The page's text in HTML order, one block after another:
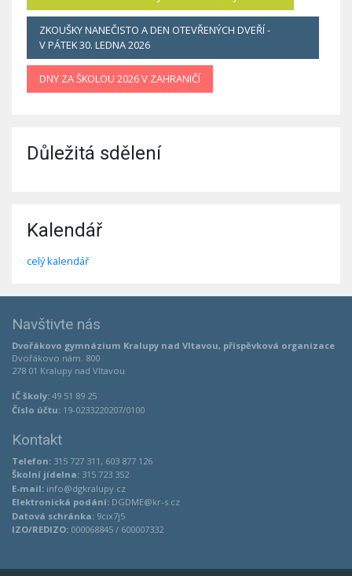
ZKOUŠKY NANEČISTO A DEN OTEVŘENÝCH DVEŘÍ -
V PÁTEK 30. LEDNA 2026
DNY ZA ŠKOLOU 2026 V ZAHRANIČÍ
Důležitá sdělení
Kalendář
celý kalendář
Navštivte nás
Dvořákovo gymnázium Kralupy nad Vltavou, příspěvková organizace
Dvořákovo nám. 800
278 01 Kralupy nad Vltavou
IČ školy: 49 51 89 25
Číslo účtu: 19-0233220207/0100
Kontakt
Telefon: 315 727 311, 603 877 126
Školní jídelna: 315 723 352
E-mail: info@dgkralupy.cz
Elektronická podání: DGDME@kr-s.cz
Datová schránka: 9cix7j5
IZO/REDIZO: 000068845 / 600007332